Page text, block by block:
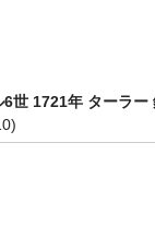
世 1721年 ターラー